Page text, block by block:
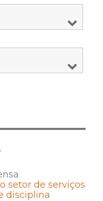
setor de serviços
disciplina